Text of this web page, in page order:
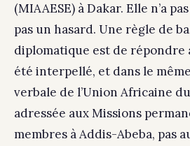
(MIAAESE) à Dakar. Elle n’a
pas un hasard. Une règle de
diplomatique est de répondre
été interpellé, et dans le
verbale de l’Union Africaine
adressée aux Missions
membres à Addis-Abeba, pas